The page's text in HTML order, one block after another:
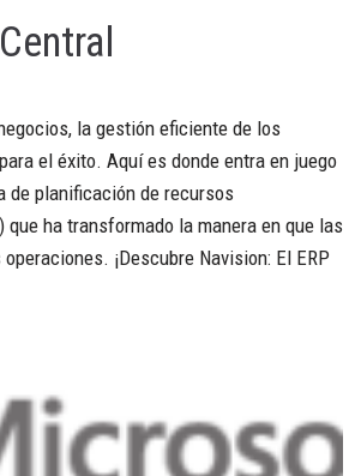
la gestión eficiente de los
el éxito. Aquí es donde entra en juego
de planificación de recursos
que ha transformado la manera en que las
¡Descubre Navision: El ERP